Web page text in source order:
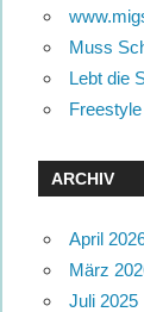
Muss
Lebt die
ARCHIV
April
März
Juli 2025